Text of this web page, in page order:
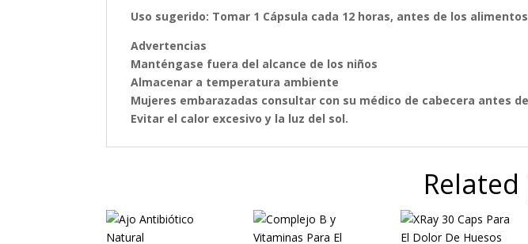
Uso sugerido: Tomar 1 Cápsula cada 12 horas, antes de los
Advertencias
Manténgase fuera del alcance de los niños
Almacenar a temperatura ambiente
Mujeres embarazadas consultar con su médico de cabecera antes
Evitar el calor excesivo y la luz del sol.